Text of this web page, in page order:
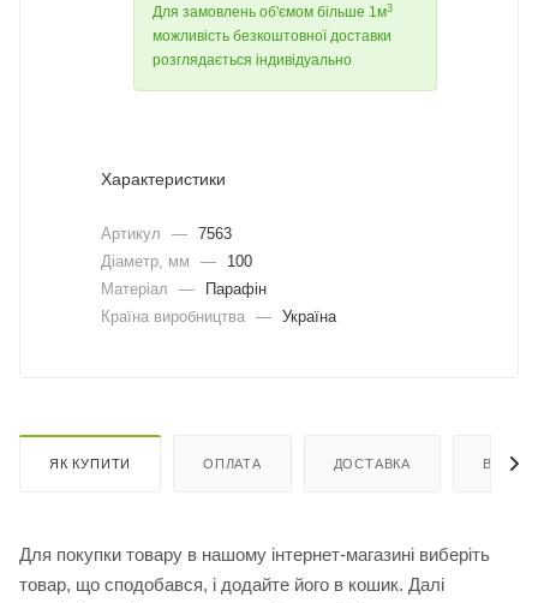
Для замовлень об'ємом більше 1м3
можливість безкоштовної доставки
розглядається індивідуально
Характеристики
Артикул — 7563
Діаметр, мм
—
100
Матеріал
—
Парафін
Країна виробництва — Україна
ЯК КУПИТИ ОПЛАТА ДОСТАВКА
Для покупки товару в нашому інтернет-магазині виберіть
товар, що сподобався, і додайте його в кошик. Далі